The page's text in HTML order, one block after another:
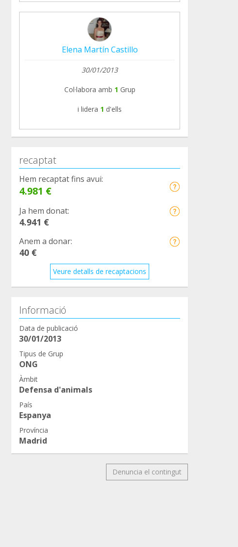
Elena Martín Castillo
30/01/2013
Col·labora amb 1 Grup
i lidera 1 d'ells
recaptat
Hem recaptat fins avui:
4.981 €
Ja hem donat:
4.941 €
Anem a donar:
40 €
Veure detalls de recaptacions
Informació
Data de publicació
30/01/2013
Tipus de Grup
ONG
Àmbit
Defensa d'animals
País
Espanya
Província
Madrid
Denuncia el contingut